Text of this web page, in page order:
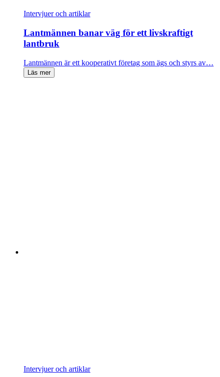
Intervjuer och artiklar
Lantmännen banar väg för ett livskraftigt
lantbruk
Lantmännen är ett kooperativt företag som ägs och styrs av…
Läs mer
Intervjuer och artiklar